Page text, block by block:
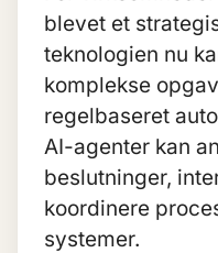
blevet et
teknologien nu
komplekse
regelbaseret
AI-agenter kan
beslutninger,
koordinere
systemer.